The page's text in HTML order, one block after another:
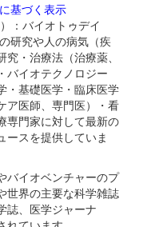
基づく表示
：バイオトゥデイ
研究や人の病気（疾
・治療法（治療薬、
バイオテクノロジー
・基礎医学・臨床医学
ア医師、専門医）・看
専門家に対して最新の
ースを提供していま
バイオベンチャーのプ
世界の主要な科学雑誌
誌、医学ジャーナ